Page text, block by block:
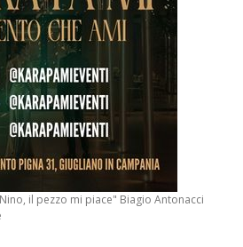
il pezzo mi piace" Biagio Antonacci